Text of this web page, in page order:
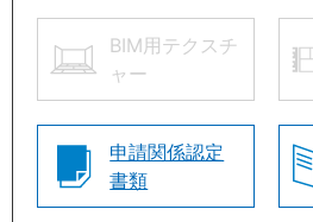
BIM用テクスチ
ャー
申請関係認定
書類